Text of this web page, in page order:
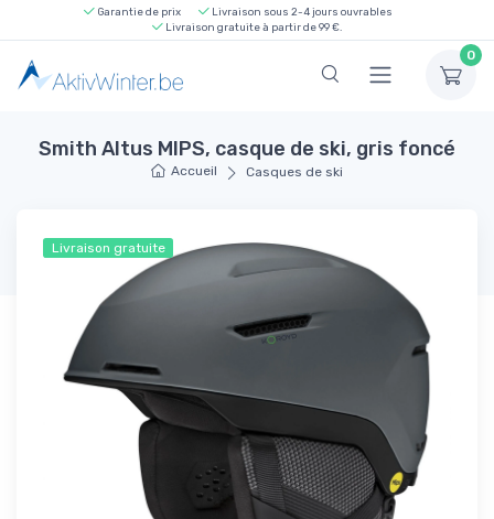
Garantie de prix
Livraison sous 2-4 jours ouvrables
Livraison gratuite à partir de 99 €.
0
Smith Altus MIPS, casque de ski, gris foncé
Accueil Casques de ski
Livraison gratuite